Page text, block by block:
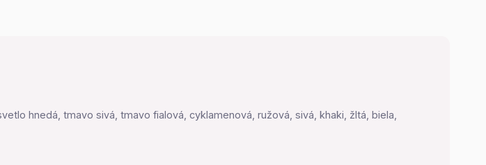
hnedá, tmavo sivá, tmavo fialová, cyklamenová, ružová, sivá, khaki, žltá, biela,